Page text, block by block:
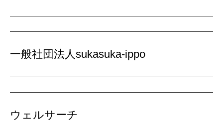
一般社団法人sukasuka-ippo
ウェルサーチ